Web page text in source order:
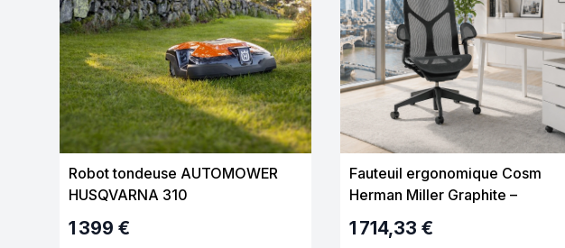
Robot tondeuse AUTOMOWER
HUSQVARNA 310
1 399 €
Fauteuil ergonomique Cosm
Herman Miller Graphite –
sans réglage
1 714,33 €